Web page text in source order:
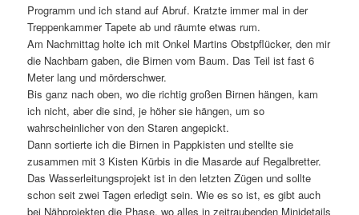
Programm und ich stand auf Abruf. Kratzte immer mal in der
Treppenkammer Tapete ab und räumte etwas rum.
Am Nachmittag holte ich mit Onkel Martins Obstpflücker, den mir
die Nachbarn gaben, die Birnen vom Baum. Das Teil ist fast 6
Meter lang und mörderschwer.
Bis ganz nach oben, wo die richtig großen Birnen hängen, kam
ich nicht, aber die sind, je höher sie hängen, um so
wahrscheinlicher von den Staren angepickt.
Dann sortierte ich die Birnen in Pappkisten und stellte sie
zusammen mit 3 Kisten Kürbis in die Masarde auf Regalbretter.
Das Wasserleitungsprojekt ist in den letzten Zügen und sollte
schon seit zwei Tagen erledigt sein. Wie es so ist, es gibt auch
bei Nähprojekten die Phase, wo alles in zeitraubenden Minidetails